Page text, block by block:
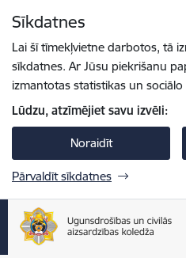
Sīkdatnes
Lai šī tīmekļvietne darbotos, tā
sīkdatnes. Ar Jūsu piekrišanu
izmantotas statistikas un
Lūdzu, atzīmējiet savu izvēli:
Noraidīt
Pārvaldīt sīkdatnes